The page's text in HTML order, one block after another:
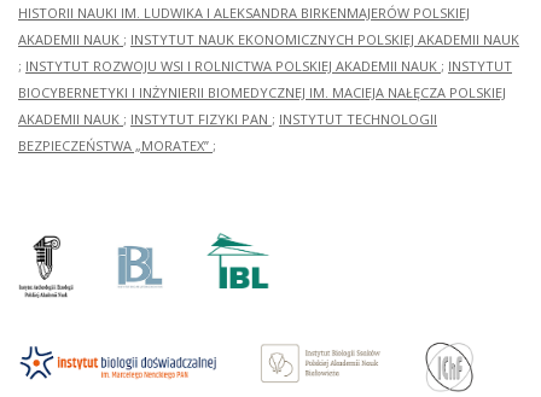
HISTORII NAUKI IM. LUDWIKA I ALEKSANDRA BIRKENMAJERÓW POLSKIEJ
AKADEMII NAUK ; INSTYTUT NAUK EKONOMICZNYCH POLSKIEJ AKADEMII NAUK
; INSTYTUT ROZWOJU WSI I ROLNICTWA POLSKIEJ AKADEMII NAUK ; INSTYTUT
BIOCYBERNETYKI I INŻYNIERII BIOMEDYCZNEJ IM. MACIEJA NAŁĘCZA POLSKIEJ
AKADEMII NAUK ; INSTYTUT FIZYKI PAN ; INSTYTUT TECHNOLOGII
BEZPIECZEŃSTWA „MORATEX” ;